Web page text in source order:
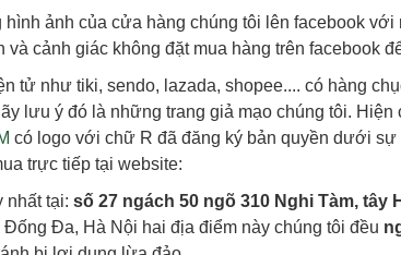
ảnh của cửa hàng chúng tôi lên facebook
và cảnh giác không đặt mua hàng trên facebook
tử như tiki, sendo, lazada, shopee.... có hàng
lưu ý đó là những trang giả mạo chúng tôi.
có logo với chữ R đã đăng ký bản quyền dưới
trực tiếp tại website:
nhất tại: số 27 ngách 50 ngõ 310 Nghi Tàm, tây
Đa, Hà Nội hai địa điểm này chúng tôi đều